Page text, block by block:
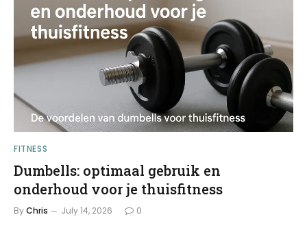
FITNESS
Dumbells: optimaal gebruik en
onderhoud voor je thuisfitness
ByChris July 14, 2026 0